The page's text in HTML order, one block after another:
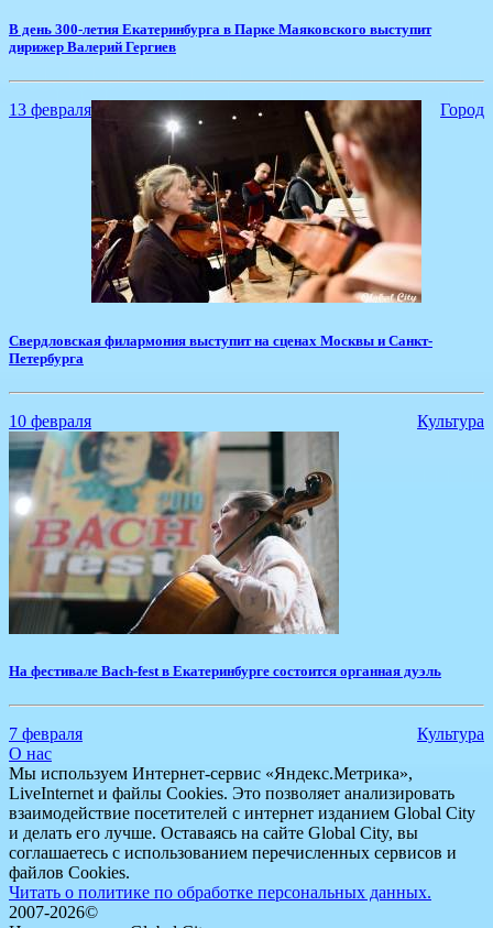
​В день 300-летия Екатеринбурга в Парке Маяковского выступит
дирижер Валерий Гергиев
13 февраля Город
Свердловская филармония выступит на сценах Москвы и Санкт-
Петербурга
10 февраля Культура
На фестивале Bach-fest в Екатеринбурге состоится органная дуэль
7 февраля
Культура
О нас
Мы используем Интернет-сервис «Яндекс.Метрика»,
LiveInternet и файлы Cookies. Это позволяет анализировать
взаимодействие посетителей с интернет изданием Global City
и делать его лучше. Оставаясь на сайте Global City, вы
соглашаетесь с использованием перечисленных сервисов и
файлов Cookies.
Читать о политике по обработке персональных данных.
2007-2026©